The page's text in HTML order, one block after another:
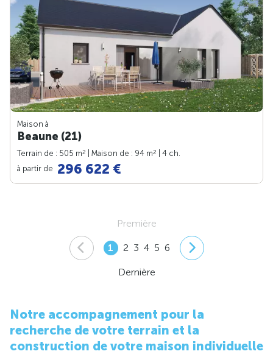
Maison à
Beaune (21)
Terrain de : 505 m2 | Maison de : 94 m2
| 4 ch.
à partir de 296 622 €
Première
1 2 3 4 5 6
Dernière
Notre accompagnement pour la
recherche de votre terrain et la
construction de votre maison individuelle